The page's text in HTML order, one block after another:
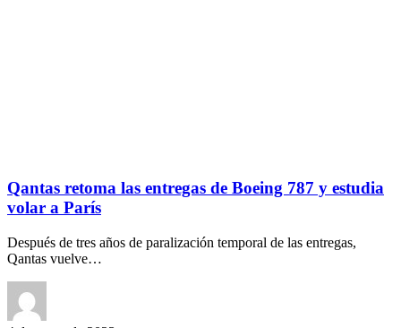
Qantas retoma las entregas de Boeing 787 y estudia
volar a París
Después de tres años de paralización temporal de las entregas,
Qantas vuelve…